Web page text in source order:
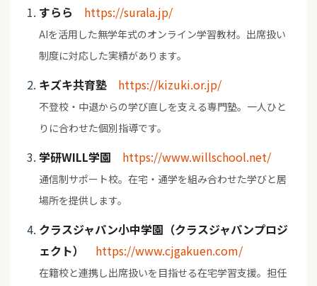
すらら https://surala.jp/
AIを活用した無学年式のオンライン学習教材。出席扱い
制度に対応した実績があります。
キズキ共育塾 https://kizuki.or.jp/
不登校・中退からの学び直しを支える専門塾。一人ひと
りに合わせた個別指導です。
学研WILL学園 https://www.willschool.net/
通信制サポート校。在宅・通学を組み合わせた学びと居
場所を提供します。
クラスジャパン小中学園（クラスジャパンプロジ
ェクト）
https://www.cjgakuen.com/
在籍校と連携し出席扱いを目指せる在宅学習支援。担任